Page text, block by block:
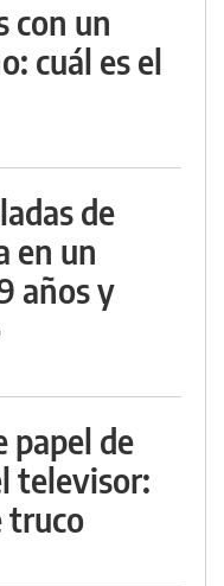
con un
cuál es el
de
en un
años y
papel de
televisor:
truco